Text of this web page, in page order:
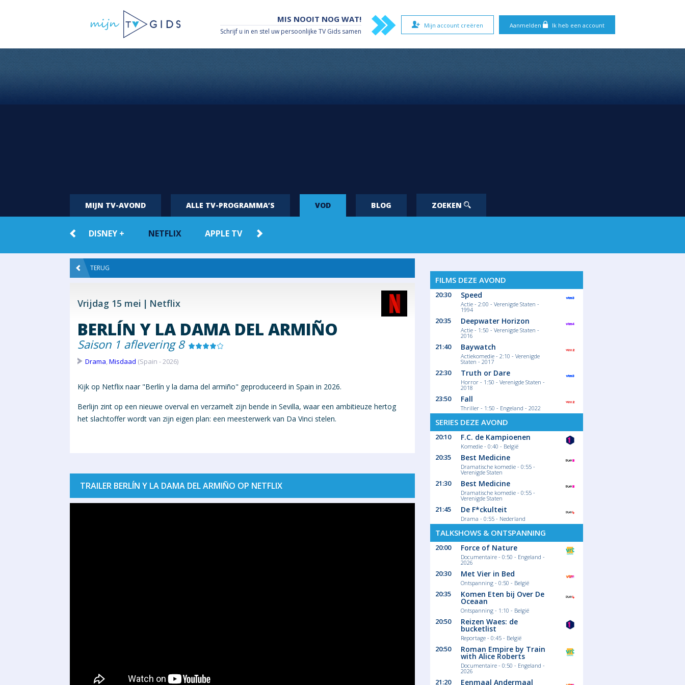
Aanmelden Ik heb een account
Mijn account creëren
MIS NOOIT NOG WAT!
Schrijf u in en stel uw persoonlijke TV Gids samen
MIJN TV-AVOND ALLE TV-PROGRAMMA’S VOD BLOG ZOEKEN
DISNEY + NETFLIX APPLE TV
TERUG
Vrijdag 15 mei Netflix
BERLÍN Y LA DAMA DEL ARMIÑO
Saison 1 aflevering 8
Drama,Misdaad (Spain - 2026)
Kijk op Netflix naar "Berlín y la dama del armiño" geproduceerd in Spain in 2026.
Berlijn zint op een nieuwe overval en verzamelt zijn bende in Sevilla, waar een ambitieuze hertog
het slachtoffer wordt van zijn eigen plan: een meesterwerk van Da Vinci stelen.
TRAILER BERLÍN Y LA DAMA DEL ARMIÑO OP NETFLIX
FILMS DEZE AVOND
20:30 Speed
Actie - 2:00 - Verenigde Staten -
1994
20:35 Deepwater Horizon
Actie - 1:50 - Verenigde Staten -
2016
21:40 Baywatch
Actiekomedie - 2:10 - Verenigde
Staten - 2017
22:30 Truth or Dare
Horror - 1:50 - Verenigde Staten -
2018
23:50 Fall
Thriller - 1:50 - Engeland - 2022
SERIES DEZE AVOND
20:10 F.C. de Kampioenen
Komedie - 0:40 - België
20:35 Best Medicine
Dramatische komedie - 0:55 -
Verenigde Staten
21:30 Best Medicine
Dramatische komedie - 0:55 -
Verenigde Staten
21:45 De F*ckulteit
Drama - 0:55 - Nederland
TALKSHOWS & ONTSPANNING
20:00 Force of Nature
Documentaire - 0:50 - Engeland -
2026
20:30 Met Vier in Bed
Ontspanning - 0:50 - België
20:35 Komen Eten bij Over De
Oceaan
Ontspanning - 1:10 - België
20:50 Reizen Waes: de
bucketlist
Reportage - 0:45 - België
20:50 Roman Empire by Train
with Alice Roberts
Documentaire - 0:50 - Engeland -
2026
21:20 Eenmaal Andermaal